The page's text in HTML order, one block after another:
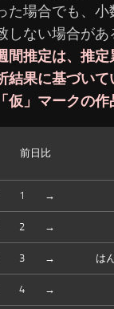
た場合でも、
しない場合があ
間推定は、推
結果に基づいて
仮」マークの
前日比
1 →
2 →
3 → は
4 →